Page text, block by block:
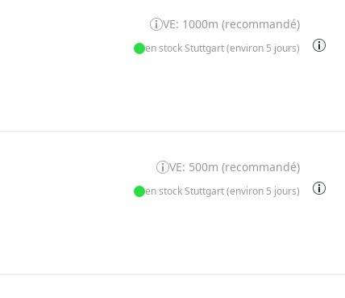
VE: 1000m (recommandé)
en stock Stuttgart (environ 5 jours)
VE: 500m (recommandé)
en stock Stuttgart (environ 5 jours)